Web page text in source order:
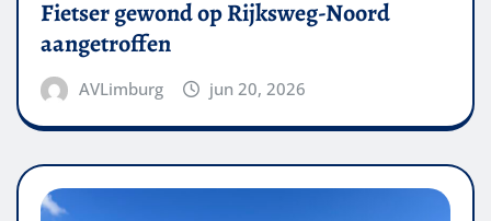
Fietser gewond op Rijksweg-Noord
aangetroffen
AVLimburg jun 20, 2026